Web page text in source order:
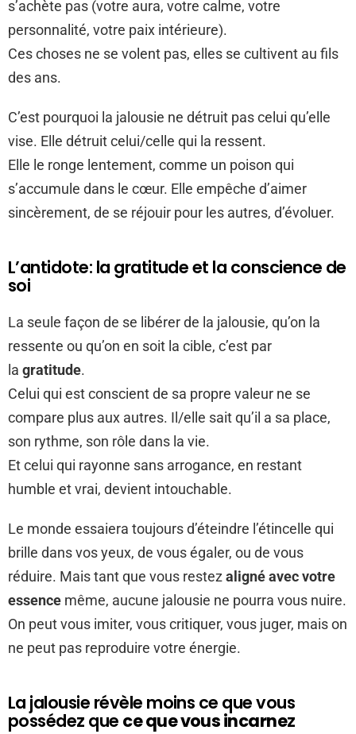
s’achète pas (votre aura, votre calme, votre
personnalité, votre paix intérieure).
Ces choses ne se volent pas, elles se cultivent au fils
des ans.
C’est pourquoi la jalousie ne détruit pas celui qu’elle
vise. Elle détruit celui/celle qui la ressent.
Elle le ronge lentement, comme un poison qui
s’accumule dans le cœur. Elle empêche d’aimer
sincèrement, de se réjouir pour les autres, d’évoluer.
L’antidote: la gratitude et la conscience de
soi
La seule façon de se libérer de la jalousie, qu’on la
ressente ou qu’on en soit la cible, c’est par
la gratitude.
Celui qui est conscient de sa propre valeur ne se
compare plus aux autres. Il/elle sait qu’il a sa place,
son rythme, son rôle dans la vie.
Et celui qui rayonne sans arrogance, en restant
humble et vrai, devient intouchable.
Le monde essaiera toujours d’éteindre l’étincelle qui
brille dans vos yeux, de vous égaler, ou de vous
réduire. Mais tant que vous restezaligné avec votre
essence même, aucune jalousie ne pourra vous nuire.
On peut vous imiter, vous critiquer, vous juger, mais on
ne peut pas reproduire votre énergie.
La jalousie révèle moins ce que vous
possédez que ce que vous incarnez